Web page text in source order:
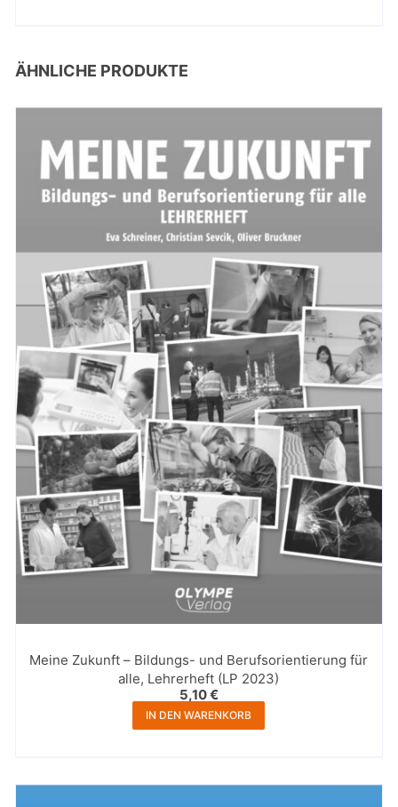
ÄHNLICHE PRODUKTE
Meine Zukunft – Bildungs- und Berufsorientierung für
alle, Lehrerheft (LP 2023)
5,10€
IN DEN WARENKORB